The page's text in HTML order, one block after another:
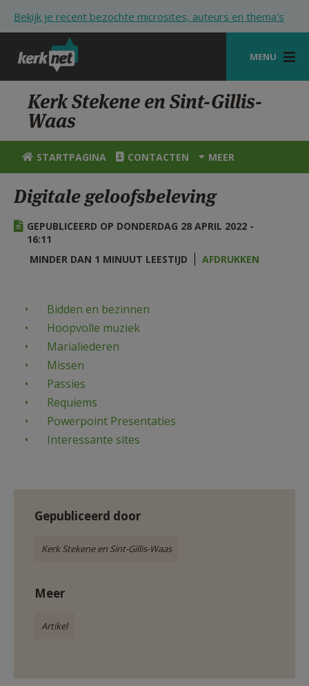
Bekijk je recent bezochte microsites, auteurs en thema's
MENU
STARTPAGINA
KERK
VIERINGEN
ZOEKEN
HULP
STARTPAGINA PORTAAL
AANMELDEN OF REGISTREREN
Kerk Stekene en Sint-Gillis-
Waas
STARTPAGINA CONTACTEN MEER
Digitale geloofsbeleving
GEPUBLICEERD OP DONDERDAG 28 APRIL 2022 -
16:11
MINDER DAN 1 MINUUT LEESTIJD
AFDRUKKEN
Bidden en bezinnen
Hoopvolle muziek
Marialiederen
Missen
Passies
Requiems
Powerpoint Presentaties
Interessante sites
Gepubliceerd door
Kerk Stekene en Sint-Gillis-Waas
Meer
Artikel